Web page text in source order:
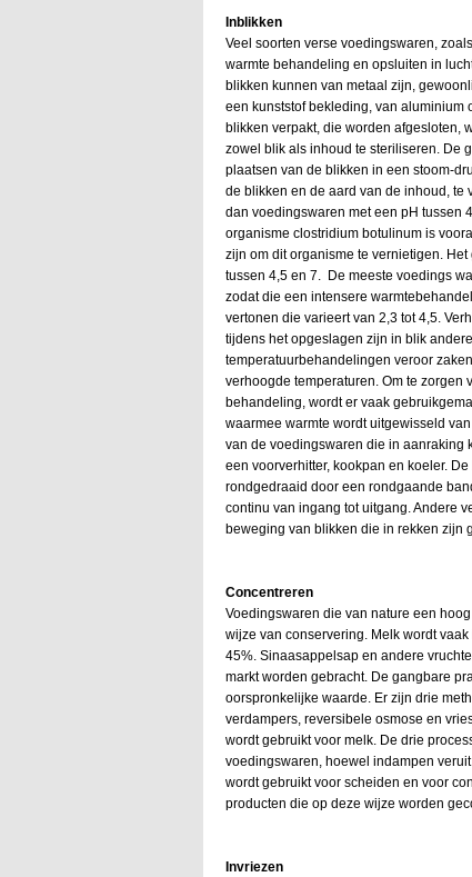
Inblikken
Veel soorten verse voedingswaren,
warmte behandeling en opsluiten in
blikken kunnen van metaal zijn,
een kunststof bekleding, van aluminium
blikken verpakt, die worden afgesloten,
zowel blik als inhoud te steriliseren. De
plaatsen van de blikken in een stoom-
de blikken en de aard van de inhoud, te
dan voedingswaren met een pH tussen
organisme clostridium botulinum is
zijn om dit organisme te vernietigen.
tussen 4,5 en 7. De meeste voedings
zodat die een intensere
vertonen die varieert van 2,3 tot 4,5.
tijdens het opgeslagen zijn in blik
temperatuurbehandelingen veroor
verhoogde temperaturen. Om te
behandeling, wordt er vaak
waarmee warmte wordt uitgewisseld
van de voedingswaren die in aanraking
een voorverhitter, kookpan en koeler.
rondgedraaid door een rondgaande
continu van ingang tot uitgang. Andere
beweging van blikken die in rekken zijn
Concentreren
Voedingswaren die van nature een
wijze van conservering. Melk wordt
45%. Sinaasappelsap en andere
markt worden gebracht. De gangbare
oorspronkelijke waarde. Er zijn drie
verdampers, reversibele osmose en
wordt gebruikt voor melk. De drie
voedingswaren, hoewel indampen
wordt gebruikt voor scheiden en voor
producten die op deze wijze worden
Invriezen